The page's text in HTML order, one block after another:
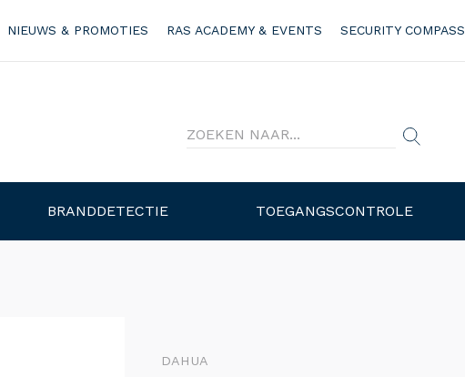
NIEUWS & PROMOTIES RAS ACADEMY & EVENTS SECURITY COMPASS
BRANDDETECTIE TOEGANGSCONTROLE
DAHUA